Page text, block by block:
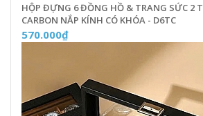
HỘP ĐỰNG 6 ĐỒNG HỒ & TRANG SỨC 2
CARBON NẮP KÍNH CÓ KHÓA - D6TC
570.000₫